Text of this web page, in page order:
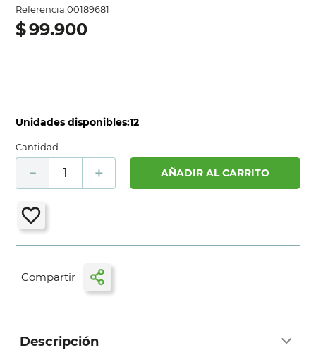
Referencia:00189681
$99.900
Unidades disponibles:12
Cantidad
＋
－ AÑADIR AL CARRITO
Descripción